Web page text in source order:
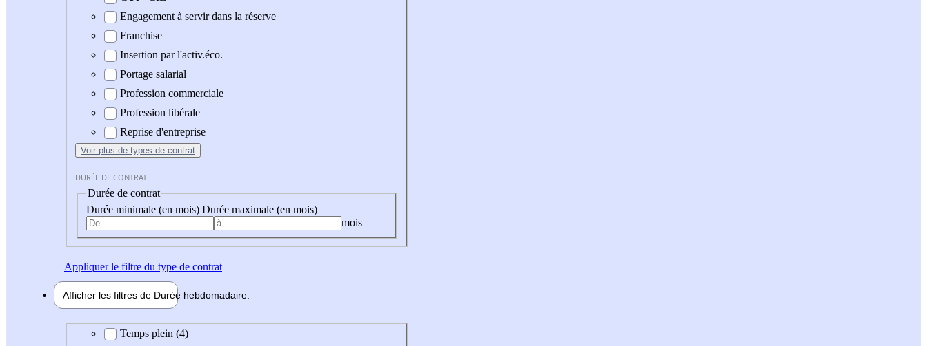
Engagement à servir dans la réserve
Franchise
Insertion par l'activ.éco.
Portage salarial
Profession commerciale
Profession libérale
Reprise d'entreprise
Voir plus de types de contrat
DURÉE DE CONTRAT
Durée de contrat
Durée minimale (en mois) Durée maximale (en mois)
mois
Appliquerle filtre du type de contrat
Afficher les filtres de Durée hebdomadaire
Durée hebdomadaire
Temps plein (4)